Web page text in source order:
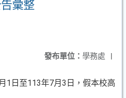
彙整
發布單位： 學務處 |
1日至113年7月3日，假本校高